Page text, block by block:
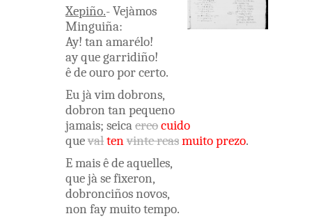
Xepiño.-Vejàmos
Minguiña:
Ay! tan amarélo!
ayquegarridiño!
êdeouroporcerto.
Eujàvimdobrons,
dobron tan pequeno
jamais; seicacreocuido
quevaltenvintereasmuitoprezo.
Emaisêde aquelles,
quejàsefixeron,
dobronciñosnovos,
non faymuitotempo.